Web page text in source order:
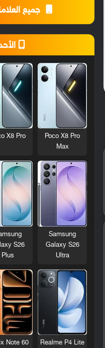
جميع
Poco X8 Pro
Max
X8 Pro
Samsung
Galaxy S26
Ultra
S26
Plus
Realme P4 Lite
Note 60